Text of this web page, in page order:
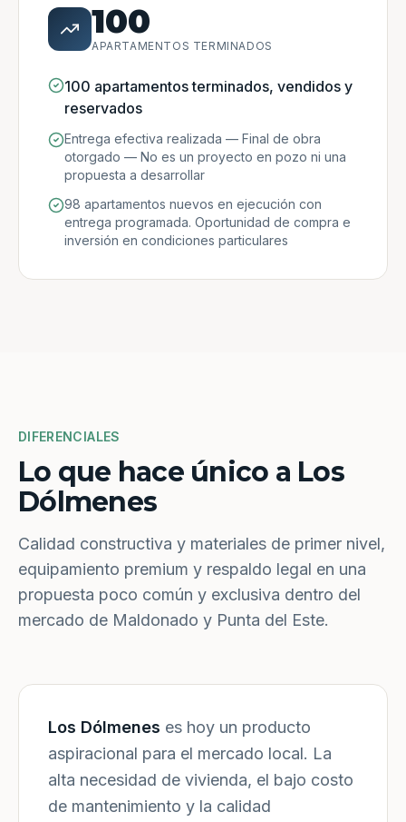
100
APARTAMENTOS TERMINADOS
100 apartamentos terminados, vendidos y
reservados
Entrega efectiva realizada — Final de obra
otorgado — No es un proyecto en pozo ni una
propuesta a desarrollar
98 apartamentos nuevos en ejecución con
entrega programada. Oportunidad de compra e
inversión en condiciones particulares
DIFERENCIALES
Lo que hace único a Los
Dólmenes
Calidad constructiva y materiales de primer nivel,
equipamiento premium y respaldo legal en una
propuesta poco común y exclusiva dentro del
mercado de Maldonado y Punta del Este.
Los Dólmenes es hoy un producto
aspiracional para el mercado local. La
alta necesidad de vivienda, el bajo costo
de mantenimiento y la calidad